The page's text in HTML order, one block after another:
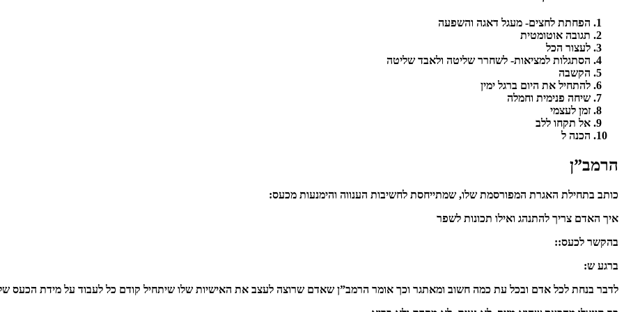
הפחתת לחצים- מעגל דאגה והשפעה
תגובה אוטומטית
לעצור הכל
הסתגלות למציאות- לשחרר שליטה ולאבד שליטה
הקשבה
להתחיל את היום ברגל ימין
שיחה פנימית וחמלה
זמן לעצמי
אל תקחו ללב
הכנה ל
הרמב”ן
כותב בתחילת האגרת המפורסמת שלו, שמתייחסת לחשיבות הענווה והימנעות מכעס:
איך האדם צריך להתנהג ואילו תכונות לשפר
בהקשר לכעס::
ברגע ש:
לדבר בנחת לכל אדם ובכל עת כמה חשוב ומאתגר וכך אומר הרמב”ן שאדם שרוצה לעצב את האישיות שלו שיתחיל קודם כל לעבוד על מידת הכעס